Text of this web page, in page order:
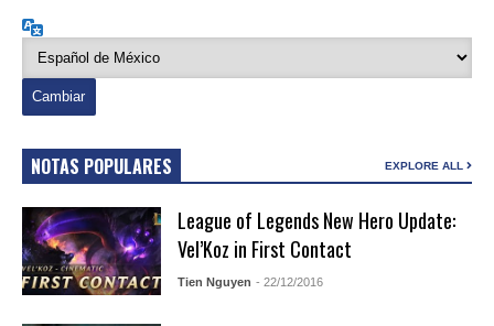
NOTAS POPULARES EXPLORE ALL
League of Legends New Hero Update:
Vel’Koz in First Contact
Tien Nguyen - 22/12/2016